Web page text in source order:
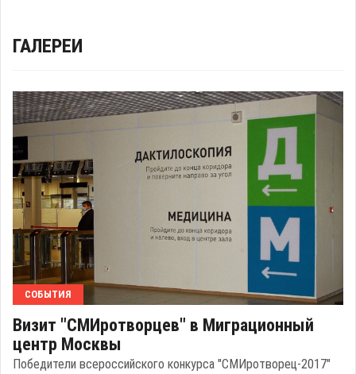
ГАЛЕРЕИ
СОБЫТИЯ
Визит "СМИротворцев" в Миграционный
центр Москвы
Победители всероссийского конкурса "СМИротворец-2017"